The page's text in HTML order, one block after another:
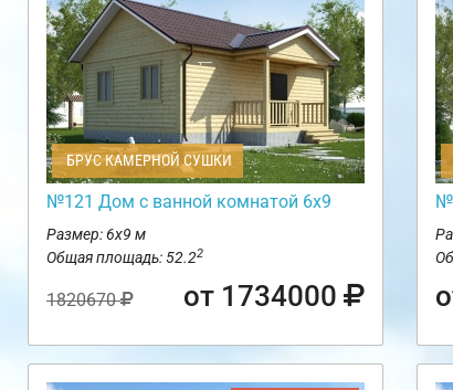
БРУС КАМЕРНОЙ СУШКИ
№121 Дом с ванной комнатой 6х9
Размер: 6х9 м
Общая площадь: 52.22
1820670 от 1734000